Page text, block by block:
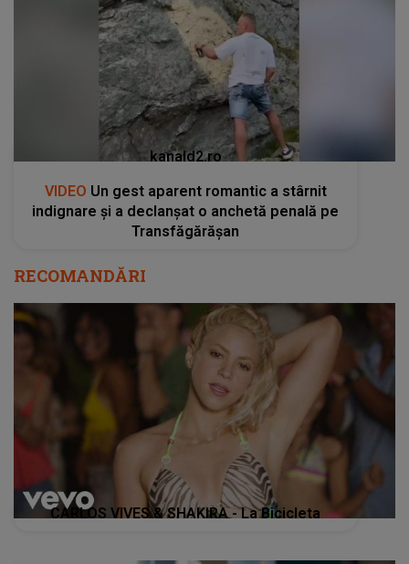
kanald2.ro
VIDEO Un gest aparent romantic a stârnit
indignare și a declanșat o anchetă penală pe
Transfăgărășan
RECOMANDĂRI
CARLOS VIVES & SHAKIRA - La Bicicleta